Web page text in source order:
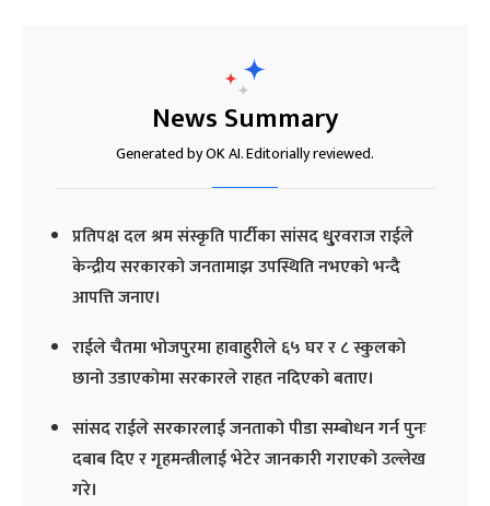
News Summary
Generated by OK AI. Editorially reviewed.
प्रतिपक्ष दल श्रम संस्कृति पार्टीका सांसद धु्रवराज राईले
केन्द्रीय सरकारको जनतामाझ उपस्थिति नभएको भन्दै
आपत्ति जनाए।
राईले चैतमा भोजपुरमा हावाहुरीले ६५ घर र ८ स्कुलको
छानो उडाएकोमा सरकारले राहत नदिएको बताए।
सांसद राईले सरकारलाई जनताको पीडा सम्बोधन गर्न पुनः
दबाब दिए र गृहमन्त्रीलाई भेटेर जानकारी गराएको उल्लेख
गरे।